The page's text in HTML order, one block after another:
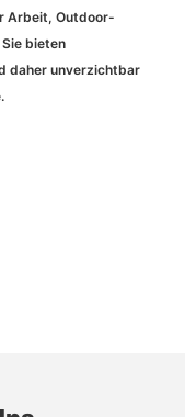
Arbeit, Outdoor-
bieten
daher unverzichtbar